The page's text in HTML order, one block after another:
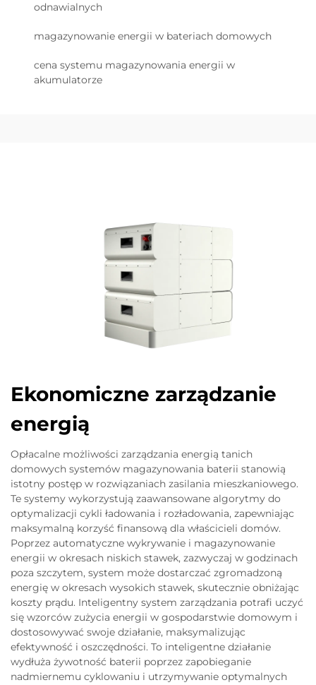
odnawialnych
magazynowanie energii w bateriach domowych
cena systemu magazynowania energii w
akumulatorze
Ekonomiczne zarządzanie
energią
Opłacalne możliwości zarządzania energią tanich
domowych systemów magazynowania baterii stanowią
istotny postęp w rozwiązaniach zasilania mieszkaniowego.
Te systemy wykorzystują zaawansowane algorytmy do
optymalizacji cykli ładowania i rozładowania, zapewniając
maksymalną korzyść finansową dla właścicieli domów.
Poprzez automatyczne wykrywanie i magazynowanie
energii w okresach niskich stawek, zazwyczaj w godzinach
poza szczytem, system może dostarczać zgromadzoną
energię w okresach wysokich stawek, skutecznie obniżając
koszty prądu. Inteligentny system zarządzania potrafi uczyć
się wzorców zużycia energii w gospodarstwie domowym i
dostosowywać swoje działanie, maksymalizując
efektywność i oszczędności. To inteligentne działanie
wydłuża żywotność baterii poprzez zapobieganie
nadmiernemu cyklowaniu i utrzymywanie optymalnych